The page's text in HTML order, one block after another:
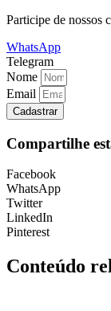
Participe de nossos
WhatsApp
Telegram
Nome
Email
Cadastrar
Compartilhe
Facebook
WhatsApp
Twitter
LinkedIn
Pinterest
Conteúdo